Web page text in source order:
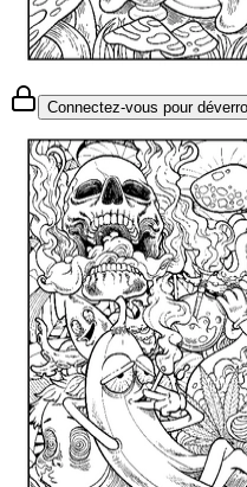
Connectez-vous pour